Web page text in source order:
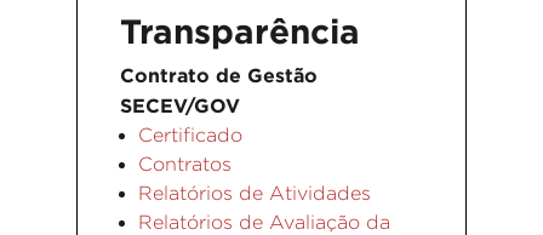
Transparência
Contrato de Gestão
SECEV/GOV
Certificado
Contratos
Relatórios de Atividades
Relatórios de Avaliação da